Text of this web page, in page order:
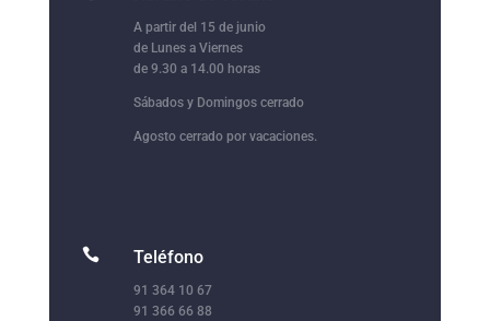
A partir del 15 de junio
de Lunes a Viernes
de 9.30 a 14.00 horas
Sábados y Domingos cerrado
Agosto cerrado por vacaciones.
 Teléfono
91 364 10 67
91 366 66 88